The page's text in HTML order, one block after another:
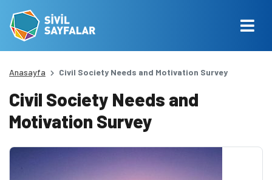
Anasayfa Civil Society Needs and Motivation Survey
Civil Society Needs and
Motivation Survey